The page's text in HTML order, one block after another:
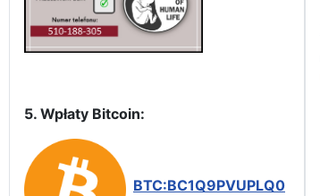
5. Wpłaty Bitcoin:
BTC:BC1Q9PVUPLQ0